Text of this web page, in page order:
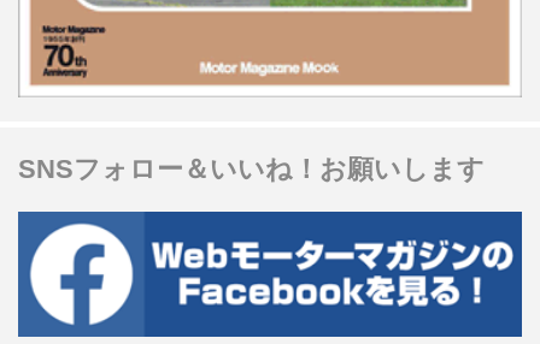
SNSフォロー＆いいね！お願いします